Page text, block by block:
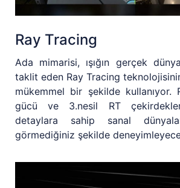
Ray Tracing
Ada mimarisi, ışığın gerçek
taklit eden Ray Tracing
mükemmel bir şekilde kullanıyor.
gücü ve 3.nesil RT
detaylara sahip sanal
görmediğiniz şekilde